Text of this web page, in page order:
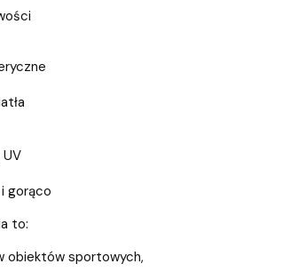
gorąco
to:
obiektów sportowych,